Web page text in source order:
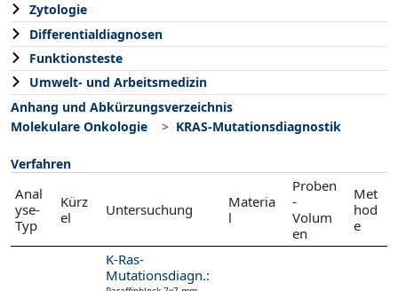
Zytologie
Differentialdiagnosen
Funktionsteste
Umwelt- und Arbeitsmedizin
Anhang und Abkürzungsverzeichnis
Molekulare Onkologie
KRAS-Mutationsdiagnostik
Verfahren
Anal
yse-
Typ
Kürz
el
Untersuchung
Materia
l
Proben
-
Volum
en
Met
hod
e
K-Ras-
Mutationsdiagn.: